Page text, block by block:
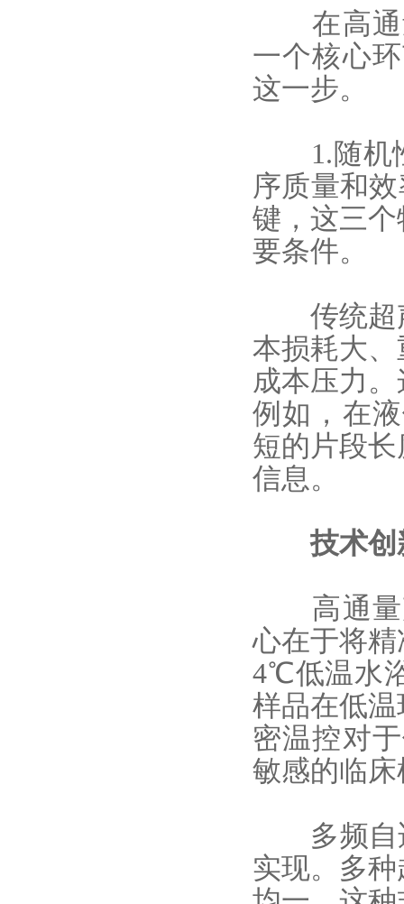
在高通
一个核心
这一步。
1.随机性
序质量和
键，这三
要条件。
传统超声
本损耗大
成本压力。
例如，在
短的片段
信息。
技术创新
高通
心在于将
4℃低温水
样品在低
密温控对
敏感的临
多频自适
实现。多